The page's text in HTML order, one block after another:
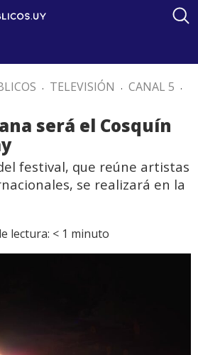
. TELEVISIÓN . CANAL 5 .
será el Cosquín
festival, que reúne artistas
se realizará en la
lectura: < 1 minuto